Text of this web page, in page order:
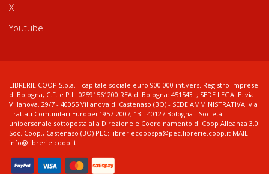
X
Youtube
LIBRERIE.COOP S.p.a. - capitale sociale euro 900.000 int.vers. Registro imprese
di Bologna, C.F. e P.I.: 02591561200 REA di Bologna: 451543 ; SEDE LEGALE: via
Villanova, 29/7 - 40055 Villanova di Castenaso (BO) - SEDE AMMINISTRATIVA: via
Trattati Comunitari Europei 1957-2007, 13 - 40127 Bologna - Società
unipersonale sottoposta alla Direzione e Coordinamento di Coop Alleanza 3.0
Soc. Coop., Castenaso (BO) PEC: libreriecoopspa@pec.librerie.coop.it MAIL:
info@librerie.coop.it